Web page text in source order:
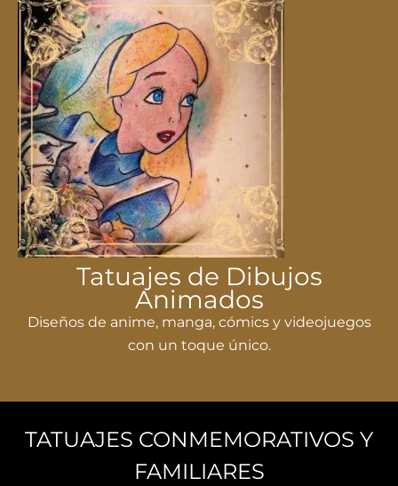
Tatuajes de Dibujos
Animados
Diseños de anime, manga, cómics y videojuegos
con un toque único.
TATUAJES CONMEMORATIVOS Y
FAMILIARES